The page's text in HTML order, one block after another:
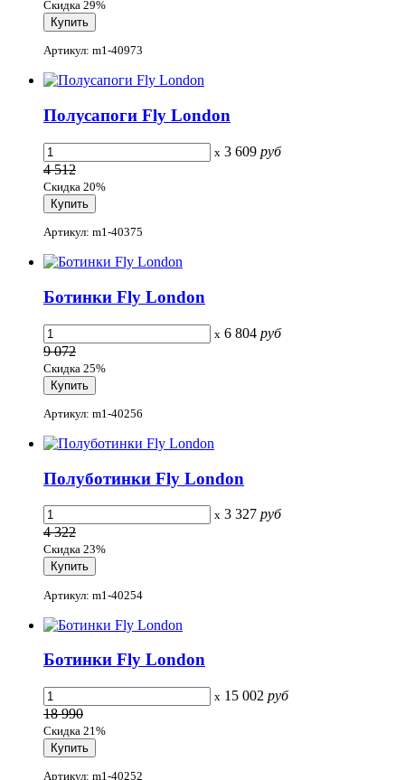
Скидка 29%
Артикул: m1-40973
Полусапоги Fly London
x 3 609 руб
4 512
Скидка 20%
Артикул: m1-40375
Ботинки Fly London
x 6 804 руб
9 072
Скидка 25%
Артикул: m1-40256
Полуботинки Fly London
x 3 327 руб
4 322
Скидка 23%
Артикул: m1-40254
Ботинки Fly London
x 15 002 руб
18 990
Скидка 21%
Артикул: m1-40252